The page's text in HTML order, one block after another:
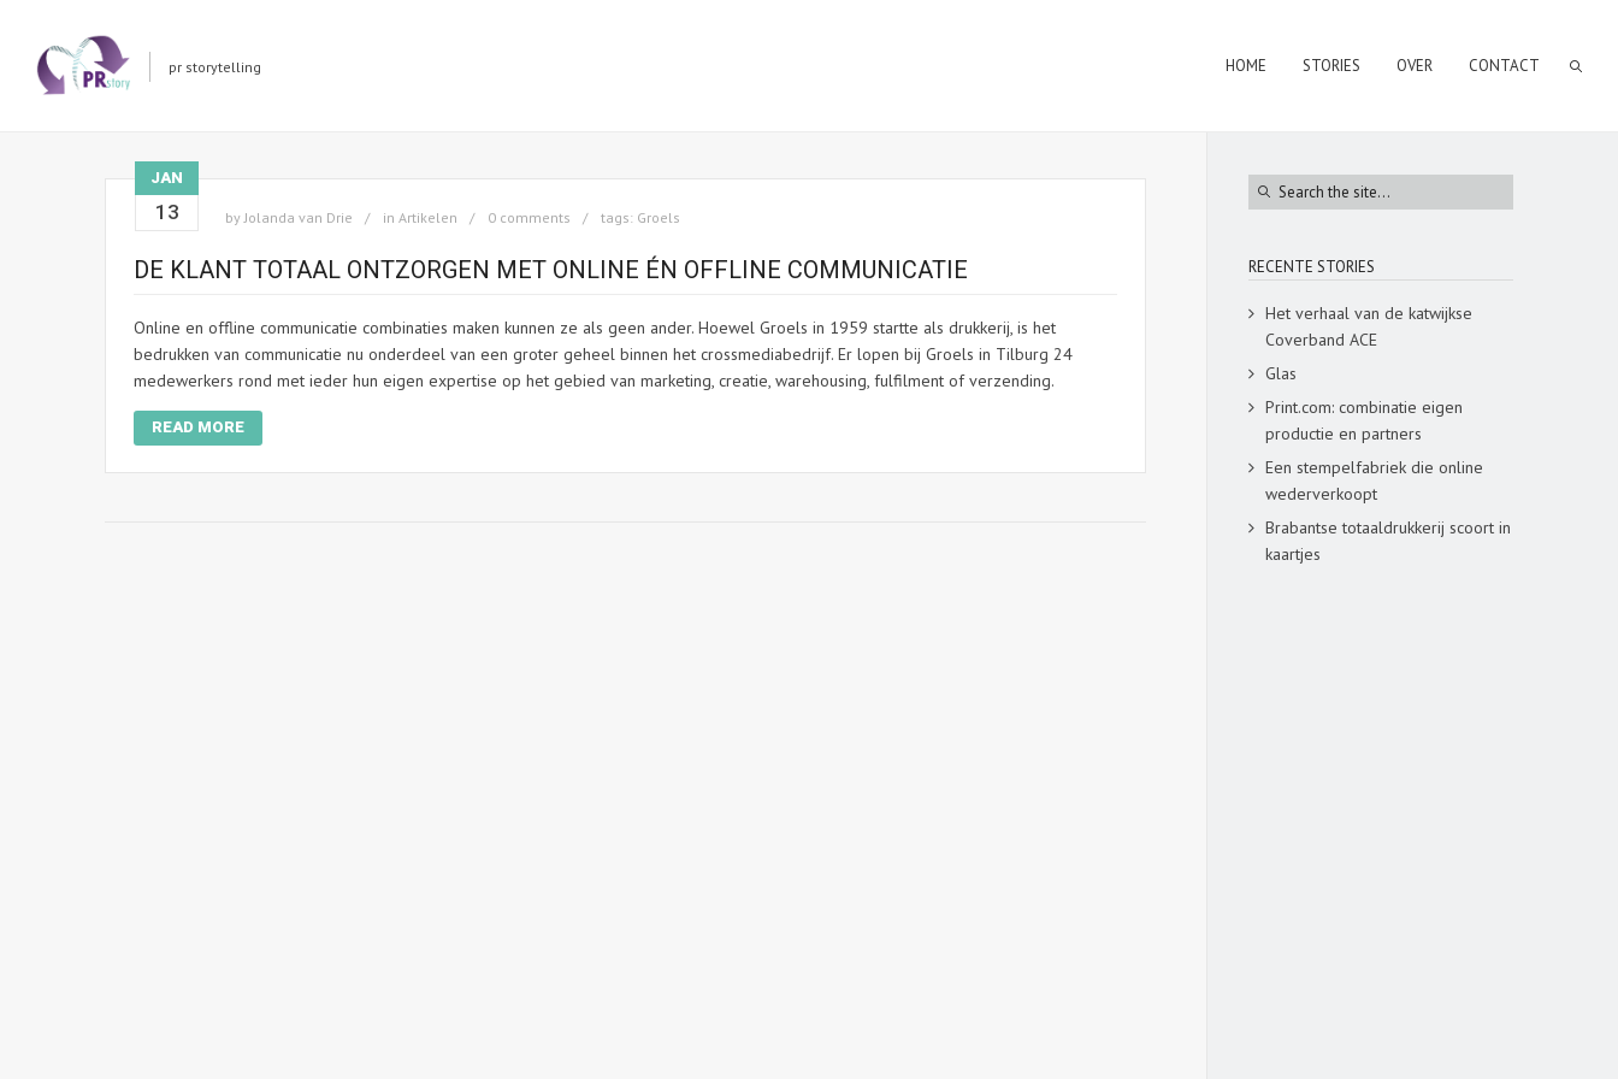
pr storytelling HOME STORIES OVER CONTACT
JAN
13 byJolanda van Drie in Artikelen 0 comments tags: Groels
DE KLANT TOTAAL ONTZORGEN MET ONLINE ÉN OFFLINE COMMUNICATIE
Online en offline communicatie combinaties maken kunnen ze als geen ander. Hoewel Groels in 1959 startte als drukkerij, is het
bedrukken van communicatie nu onderdeel van een groter geheel binnen het crossmediabedrijf. Er lopen bij Groels in Tilburg 24
medewerkers rond met ieder hun eigen expertise op het gebied van marketing, creatie, warehousing, fulfilment of verzending.
READ MORE
RECENTE STORIES
Het verhaal van de katwijkse
Coverband ACE
Glas
Print.com: combinatie eigen
productie en partners
Een stempelfabriek die online
wederverkoopt
Brabantse totaaldrukkerij scoort in
kaartjes